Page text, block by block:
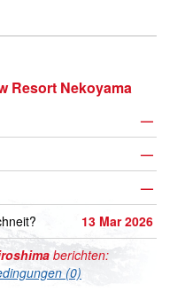
Resort Nekoyama
—
—
—
13 Mar 2026
berichten:
(0)